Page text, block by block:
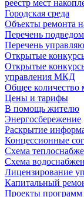
реестр мест
Городская среда
Объекты ремонта
Перечень
Перечень
Открытые
Открытые
управления МКД
Общее количество
Цены и тарифы
В помощь жителю
Энергосбережение
Раскрытие
Концессионные
Схема
Схема
Лицензирование
Капитальный
Проекты программ